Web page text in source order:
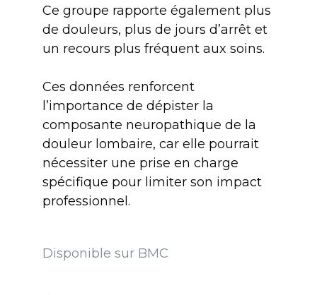
Ce groupe rapporte également plus
de douleurs, plus de jours d’arrêt et
un recours plus fréquent aux soins.
Ces données renforcent
l’importance de dépister la
composante neuropathique de la
douleur lombaire, car elle pourrait
nécessiter une prise en charge
spécifique pour limiter son impact
professionnel.
Disponible sur BMC